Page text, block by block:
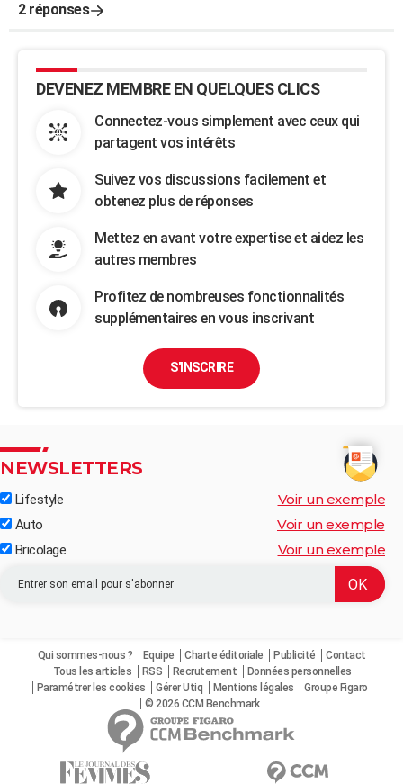
2 réponses
DEVENEZ MEMBRE EN QUELQUES CLICS
Connectez-vous simplement avec ceux qui
partagent vos intérêts
Suivez vos discussions facilement et
obtenez plus de réponses
Mettez en avant votre expertise et aidez les
autres membres
Profitez de nombreuses fonctionnalités
supplémentaires en vous inscrivant
S'INSCRIRE
NEWSLETTERS
Lifestyle Voir un exemple
Auto Voir un exemple
Bricolage Voir un exemple
Qui sommes-nous ? Equipe Charte éditoriale Publicité
Contact
Tous les articles
RSS Recrutement
Données personnelles
Paramétrer les cookies
Gérer Utiq Mentions légales
Groupe Figaro
© 2026 CCM Benchmark